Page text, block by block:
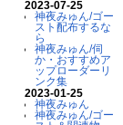
2023-07-25
神夜みゅん/ゴー
スト配布するな
ら
神夜みゅん/伺
か・おすすめア
ップローダーリ
ンク集
2023-01-25
神夜みゅん
神夜みゅん/ゴー